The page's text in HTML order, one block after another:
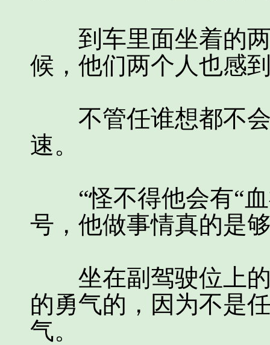
到车里面坐着的两
候，他们两个人也感
不管任谁想都不会
速。
“怪不得他会有“血
号，他做事情真的是
坐在副驾驶位上的
的勇气的，因为不是
气。